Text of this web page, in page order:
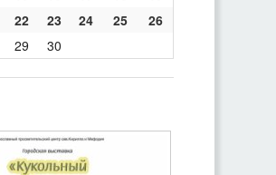
22 23 24 25
26
29 30